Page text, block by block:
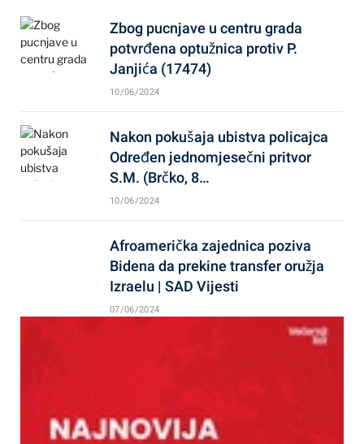
Zbog pucnjave u centru grada
potvrđena optužnica protiv P.
Janjića (17474)
10/06/2024
Nakon pokušaja ubistva policajca
Određen jednomjesečni pritvor
S.M. (Brčko, 8…
10/06/2024
Afroamerička zajednica poziva
Bidena da prekine transfer oružja
Izraelu | SAD Vijesti
07/06/2024